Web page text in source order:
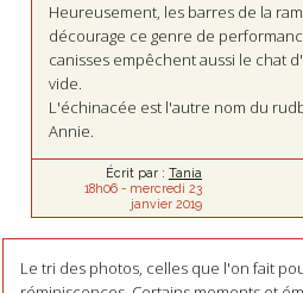
Heureusement, les barres de la
décourage ce genre de
canisses empêchent aussi le chat
vide.
L'échinacée est l'autre nom du
Annie.
Écrit par : Tania
18h06- mercredi 23
janvier 2019
Le tri des photos, celles que l'on fait